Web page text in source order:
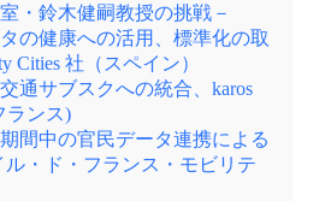
・鈴木健嗣教授の挑戦－
の健康への活用、標準化の取
Cities 社（スペイン）
通サブスクへの統合、karos
ランス)
間中の官民データ連携による
ル・ド・フランス・モビリテ